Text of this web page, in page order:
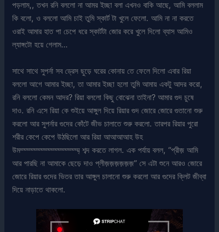
পড়লাম,, তখন রনি বললো না আমর ইচ্ছা বলা এখনও বাকি আছে, আমি বললাম
কি বলো, ও বললো আমি চাই তুমি স্কার্ট টা খুলে ফেলো. আমি না না করতে
ওরাই আমার হাত পা চেপে ধরে স্কার্টটা জোর করে খুলে দিলো ব্যাস আমিও
ল্যাঙ্গটো হয়ে গেলাম…
সাথে সাথে সুপর্না সব ড্রেস ছুড়ে ঘরের কোনায় তে ফেলে দিলো এবার রিয়া
বললো আগে আমার ইচ্ছা, তা আমার ইচ্ছা হলো তুমি আমায় একটু আদর করো,
রনি বললো কেমন আদর? রিয়া বললো কিছু বোঝেনা তাইনা? আমার গুদ চুষে
দাও. রনি এসে রিয়া কে শুইয়ে আঙ্গুল দিয়ে রিয়ার গুদ জোরে জোরে গুতানো শুরু
করলো আর সুপর্নার গুদের কোঁটে জীভ চালাতে শুরু করলো. তারপর রিয়ার পুরো
শরীর কেপে কেপে উঠছিলো আর রিয়া আআআআহ উহ
উমম্ম্ম্ম্ম্ম্ম্ম্ম্ম্ম্ম্ম্ম্ম্ম্ম্ম্ শব্দ করতে লাগল. এক পর্যায় বলল, “প্রীজ় আমি
আর পারছি না আমাকে ছেড়ে দাও প্লীজ়জ়জ়জ়জ়জ়” সে এটা শুনে আরও জোরে
জোরে রিয়ার গুদের ভিতর তার আঙ্গুল চালানো শুরু করলো আর গুদের ক্লিট জীব্বা
দিয়ে নাড়াতে থাকলো.